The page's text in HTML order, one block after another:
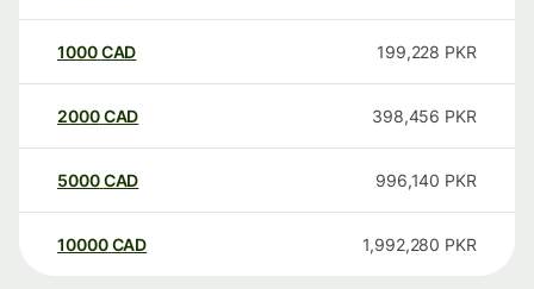
1000CAD 199,228 PKR
2000CAD 398,456 PKR
5000CAD 996,140 PKR
10000 CAD 1,992,280 PKR